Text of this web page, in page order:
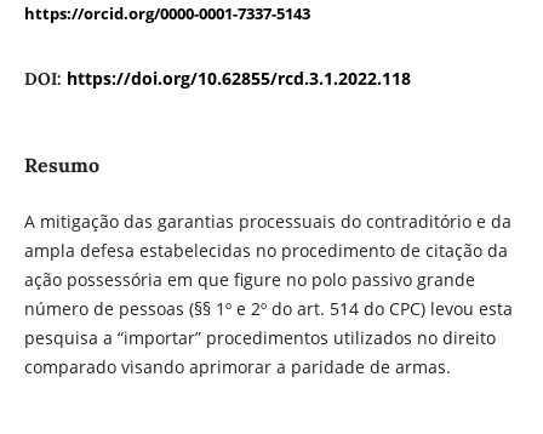
https://orcid.org/0000-0001-7337-5143
DOI: https://doi.org/10.62855/rcd.3.1.2022.118
Resumo
A mitigação das garantias processuais do contraditório e da
ampla defesa estabelecidas no procedimento de citação da
ação possessória em que figure no polo passivo grande
número de pessoas (§§ 1º e 2º do art. 514 do CPC) levou esta
pesquisa a “importar” procedimentos utilizados no direito
comparado visando aprimorar a paridade de armas.